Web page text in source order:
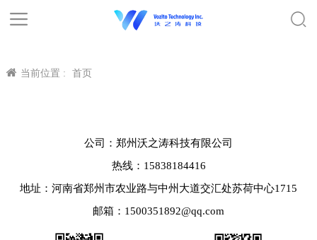
当前位置 : 首页
公司：郑州沃之涛科技有限公司
热线：15838184416
地址：河南省郑州市农业路与中州大道交汇处苏荷中心1715
邮箱：1500351892@qq.com